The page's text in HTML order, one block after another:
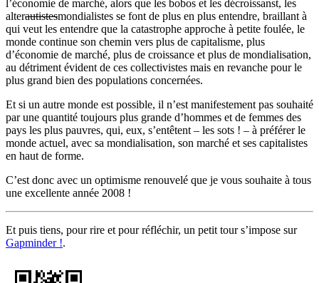
l’économie de marché, alors que les bobos et les décroissanst, les
alterautistesmondialistes se font de plus en plus entendre, braillant à
qui veut les entendre que la catastrophe approche à petite foulée, le
monde continue son chemin vers plus de capitalisme, plus
d’économie de marché, plus de croissance et plus de mondialisation,
au détriment évident de ces collectivistes mais en revanche pour le
plus grand bien des populations concernées.
Et si un autre monde est possible, il n’est manifestement pas souhaité
par une quantité toujours plus grande d’hommes et de femmes des
pays les plus pauvres, qui, eux, s’entêtent – les sots ! – à préférer le
monde actuel, avec sa mondialisation, son marché et ses capitalistes
en haut de forme.
C’est donc avec un optimisme renouvelé que je vous souhaite à tous
une excellente année 2008 !
Et puis tiens, pour rire et pour réfléchir, un petit tour s’impose sur
Gapminder !.